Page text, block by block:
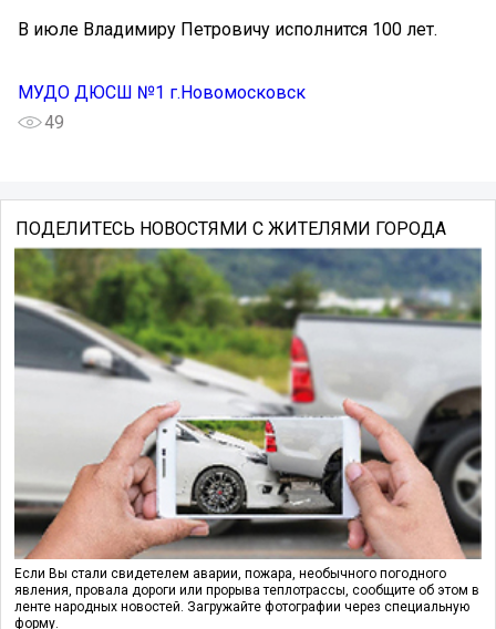
В июле Владимиру Петровичу исполнится 100 лет.
МУДО ДЮСШ №1 г.Новомосковск
49
ПОДЕЛИТЕСЬ НОВОСТЯМИ С ЖИТЕЛЯМИ ГОРОДА
Если Вы стали свидетелем аварии, пожара, необычного погодного
явления, провала дороги или прорыва теплотрассы, сообщите об этом в
ленте народных новостей. Загружайте фотографии через специальную
форму.